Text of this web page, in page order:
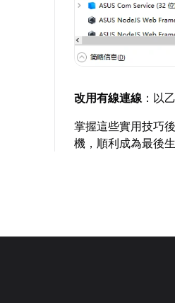
改用有線連線 ：以
掌握這些實用技巧
機，順利成為最後生